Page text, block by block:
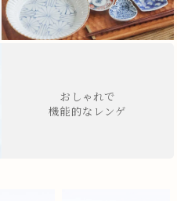
おしゃれで
機能的なレンゲ